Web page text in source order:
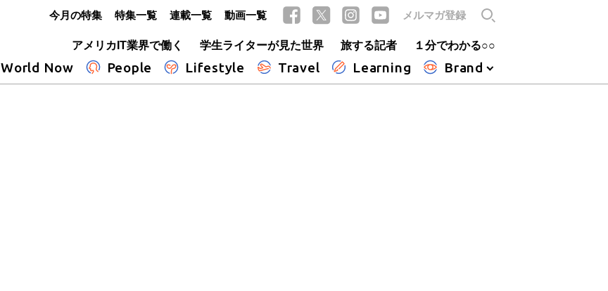
アメリカIT業界で働く
学生ライターが見た世界 旅する記者 １分でわかる○○
World Now People Lifestyle Travel Learning Brand
今月の特集 特集一覧 連載一覧 動画一覧 メルマガ登録